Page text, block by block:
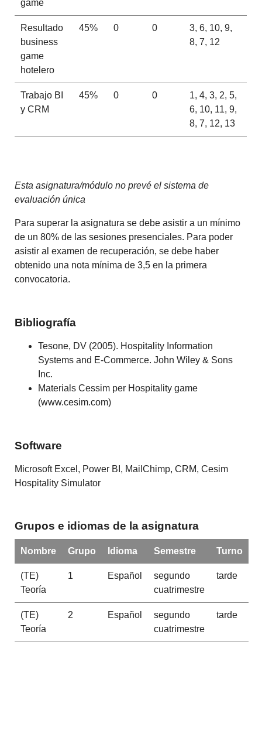
game
Resultado
business
game
hotelero
45% 0 0
3, 6, 10, 9,
8, 7, 12
Trabajo BI
y CRM
45% 0 0
1, 4, 3, 2, 5,
6, 10, 11, 9,
8, 7, 12, 13
Esta asignatura/módulo no prevé el sistema de
evaluación única
Para superar la asignatura se debe asistir a un mínimo
de un 80% de las sesiones presenciales. Para poder
asistir al examen de recuperación, se debe haber
obtenido una nota mínima de 3,5 en la primera
convocatoria.
Bibliografía
Tesone, DV (2005). Hospitality Information
Systems and E-Commerce. John Wiley & Sons
Inc.
Materials Cessim per Hospitality game
(www.cesim.com)
Software
Microsoft Excel, Power BI, MailChimp, CRM, Cesim
Hospitality Simulator
Grupos e idiomas de la asignatura
Nombre Grupo Idioma Semestre Turno
(TE)
Teoría
1 Español
segundo
cuatrimestre
tarde
(TE)
Teoría
2 Español
segundo
cuatrimestre
tarde